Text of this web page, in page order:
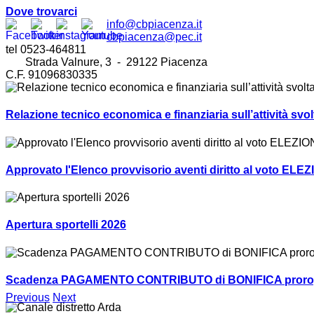
Dove trovarci
info@cbpiacenza.it
cbpiacenza@pec.it
tel 0523-464811
Strada Valnure, 3 - 29122 Piacenza
C.F. 91096830335
Relazione tecnico economica e finanziaria sull’attività
Approvato l'Elenco provvisorio aventi diritto al voto
Apertura sportelli 2026
Scadenza PAGAMENTO CONTRIBUTO di BONIFICA
Previous Next